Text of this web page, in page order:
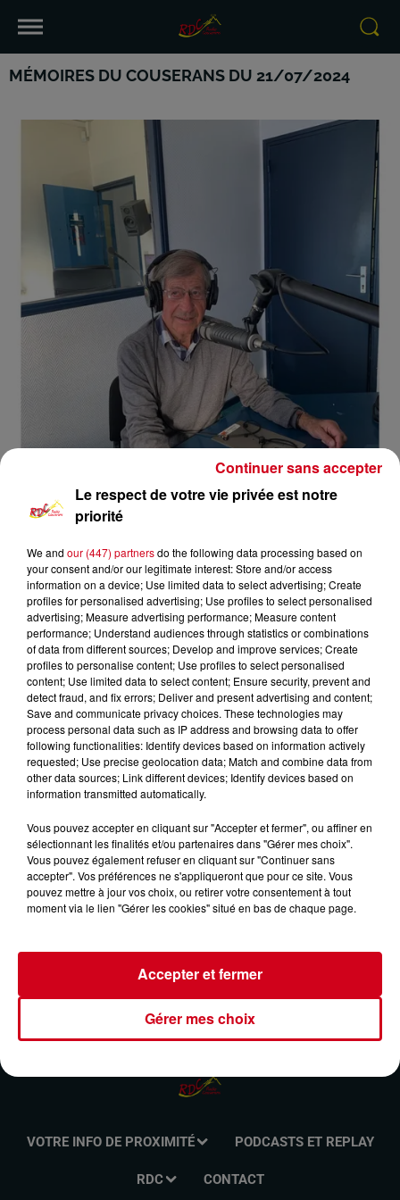
MÉMOIRES DU COUSERANS DU 21/07/2024
Mémoire du Couserans RDC
RDC
Mémoires du Couserans
0:00 23 min 13 sec
21 juillet 2024 - 23 min 13 sec
MÉMOIRES DU COUSERANS DU 21/07/2024-
LES FRUITIÈRES EN COUSERANS
Mémoire du Couserans
VOTRE INFO DE PROXIMITÉ PODCASTS ET REPLAY
RDC CONTACT
Le respect de votre vie privée est notre
priorité
We and our (447) partnersdo the following data processing based on
your consent and/or our legitimate interest: Store and/or access
information on a device; Use limited data to select advertising; Create
profiles for personalised advertising; Use profiles to select personalised
advertising; Measure advertising performance; Measure content
performance; Understand audiences through statistics or combinations
of data from different sources; Develop and improve services; Create
profiles to personalise content; Use profiles to select personalised
content; Use limited data to select content; Ensure security, prevent and
detect fraud, and fix errors; Deliver and present advertising and content;
Save and communicate privacy choices. These technologies may
process personal data such as IP address and browsing data to offer
following functionalities: Identify devices based on information actively
requested; Use precise geolocation data; Match and combine data from
other data sources; Link different devices; Identify devices based on
information transmitted automatically.
Vous pouvez accepter en cliquant sur "Accepter et fermer", ou affiner en
sélectionnant les finalités et/ou partenaires dans "Gérer mes choix".
Vous pouvez également refuser en cliquant sur "Continuer sans
accepter". Vos préférences ne s'appliqueront que pour ce site. Vous
pouvez mettre à jour vos choix, ou retirer votre consentement à tout
moment via le lien "Gérer les cookies" situé en bas de chaque page.
Gérer mes choix
Accepter et fermer
Continuer sans accepter